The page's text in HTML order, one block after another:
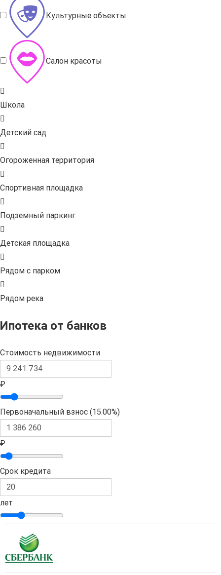
Культурные объекты
Салон красоты
Школа
Детский сад
Огороженная территория
Спортивная площадка
Подземный паркинг
Детская площадка
Рядом с парком
Рядом река
Ипотека от банков
Стоимость недвижимости
₽
Первоначальный взнос (15.00%)
₽
Срок кредита
лет